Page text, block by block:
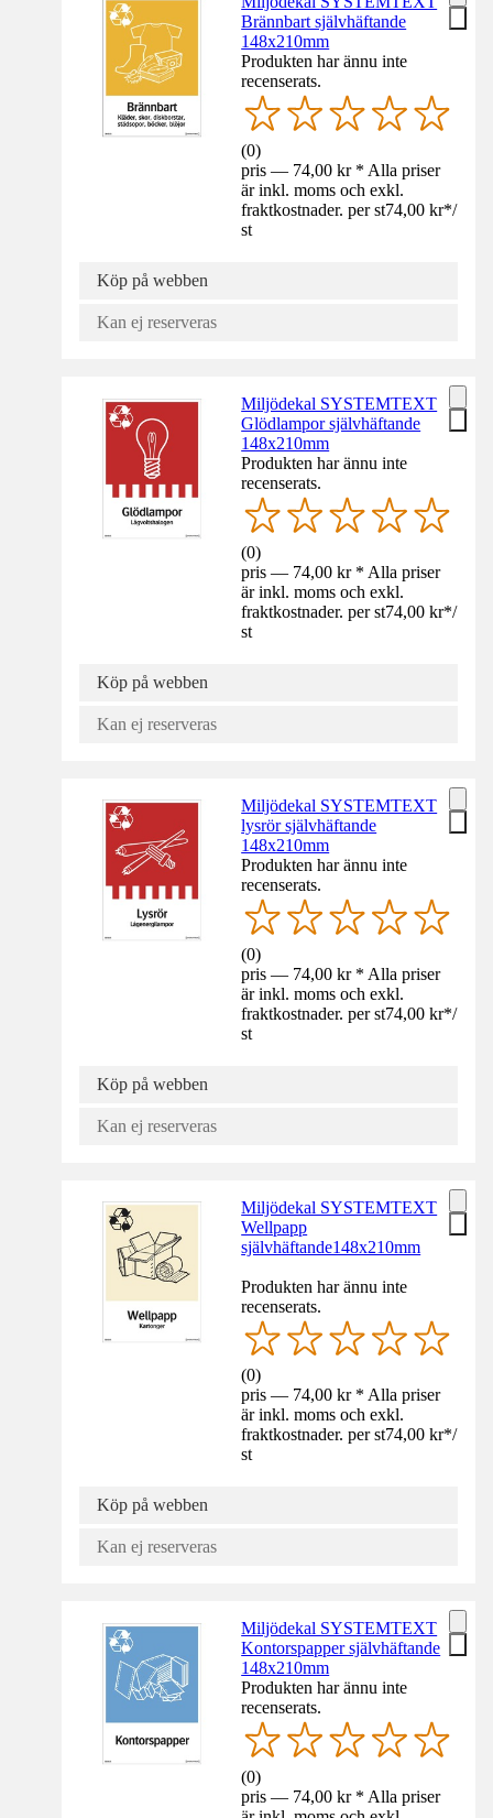
Brännbart självhäftande
148x210mm
Produkten har ännu inte
recenserats.
(0)
pris — 74,00 kr * Alla priser
är inkl. moms och exkl.
fraktkostnader. per st74,00 kr*/
st
Köp på webben
Kan ej reserveras
Miljödekal SYSTEMTEXT
Glödlampor självhäftande
148x210mm
Produkten har ännu inte
recenserats.
(0)
pris — 74,00 kr * Alla priser
är inkl. moms och exkl.
fraktkostnader. per st74,00 kr*/
st
Köp på webben
Kan ej reserveras
Miljödekal SYSTEMTEXT
lysrör självhäftande
148x210mm
Produkten har ännu inte
recenserats.
(0)
pris — 74,00 kr * Alla priser
är inkl. moms och exkl.
fraktkostnader. per st74,00 kr*/
st
Köp på webben
Kan ej reserveras
Miljödekal SYSTEMTEXT
Wellpapp
självhäftande148x210mm
Produkten har ännu inte
recenserats.
(0)
pris — 74,00 kr * Alla priser
är inkl. moms och exkl.
fraktkostnader. per st74,00 kr*/
st
Köp på webben
Kan ej reserveras
Miljödekal SYSTEMTEXT
Kontorspapper självhäftande
148x210mm
Produkten har ännu inte
recenserats.
(0)
pris — 74,00 kr * Alla priser